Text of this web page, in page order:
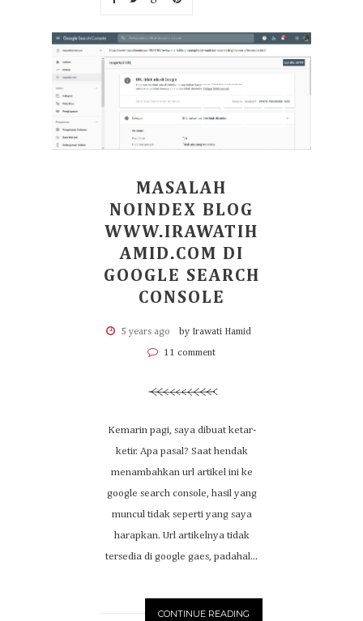
MASALAH
NOINDEX BLOG
WWW.IRAWATIH
AMID.COM DI
GOOGLE SEARCH
CONSOLE
5 years ago by Irawati Hamid
11 comment
Kemarin pagi, saya dibuat ketar-
ketir. Apa pasal? Saat hendak
menambahkan url artikel ini ke
google search console, hasil yang
muncul tidak seperti yang saya
harapkan. Url artikelnya tidak
tersedia di google gaes, padahal...
CONTINUE READING